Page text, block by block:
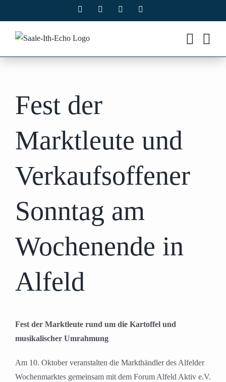
Inhalt
springen
Facebook Instagram
Fest der
Marktleute und
Verkaufsoffener
Sonntag am
Wochenende in
Alfeld
Fest der Marktleute rund um die Kartoffel und
musikalischer Umrahmung
Am 10. Oktober veranstalten die Markthändler des Alfelder
Wochenmarktes gemeinsam mit dem Forum Alfeld Aktiv e.V.